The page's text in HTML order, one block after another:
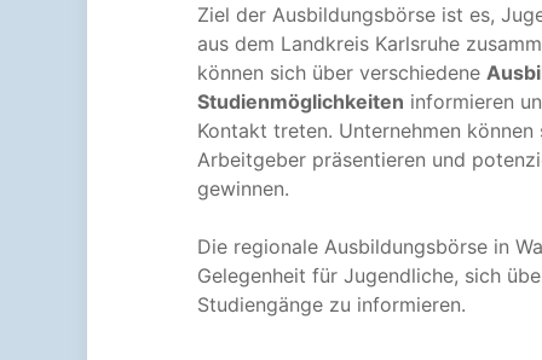
Ziel der Ausbildungsbörse ist es,
aus dem Landkreis Karlsruhe
können sich über verschiedene
Studienmöglichkeiten informieren
Kontakt treten. Unternehmen
Arbeitgeber präsentieren und
gewinnen.
Die regionale Ausbildungsbörse in
Gelegenheit für Jugendliche, sich
Studiengänge zu informieren.